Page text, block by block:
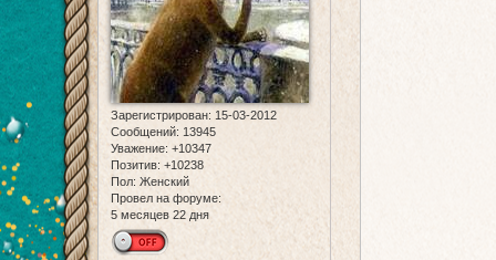
Зарегистрирован: 15-03-2012
Сообщений: 13945
Уважение: +10347
Позитив: +10238
Пол: Женский
Провел на форуме:
5 месяцев 22 дня